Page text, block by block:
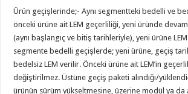
Ürün geçişlerinde;- Aynı segmentteki bedelli ve
önceki ürüne ait LEM geçerliliği, yeni üründe
(aynı başlangıç ve bitiş tarihleriyle), yeni ürüne
segmente bedelli geçişlerde; yeni ürüne, geçiş
bedelsiz LEM verilir. Önceki ürüne ait LEM’in
değiştirilmez. Üstüne geçiş paketi alındığı/
ürünün sürüm yükseltmesine, üzerine modül ya da